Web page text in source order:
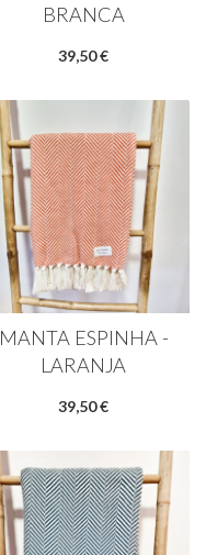
BRANCA
39,50 €
MANTA ESPINHA -
LARANJA
39,50 €